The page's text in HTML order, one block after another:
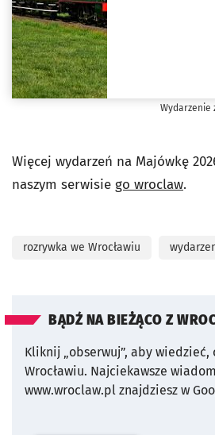
Więcej wydarzeń na Majówkę
naszym serwisie go wroclaw.
rozrywka we Wrocławiu
BĄDŹ NA BIEŻĄCO Z
Kliknij „obserwuj”, aby wiedzieć,
Wrocławiu. Najciekawsze
www.wroclaw.pl znajdziesz w